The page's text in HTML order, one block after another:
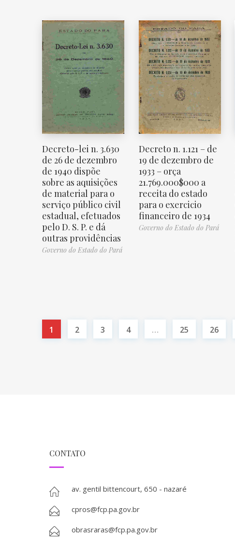
Decreto-lei n. 3.630
de 26 de dezembro
de 1940 dispõe
sobre as aquisições
de material para o
serviço público civil
estadual, efetuados
pelo D. S. P. e dá
outras providências
Governo do Estado do Pará
Decreto n. 1.121 – de
19 de dezembro de
1933 – orça
21.769.000$000 a
receita do estado
para o exercicio
financeiro de 1934
Governo do Estado do Pará
1 2 3 4 … 25 26
CONTATO
av. gentil bittencourt, 650 - nazaré
cpros@fcp.pa.gov.br
obrasraras@fcp.pa.gov.br